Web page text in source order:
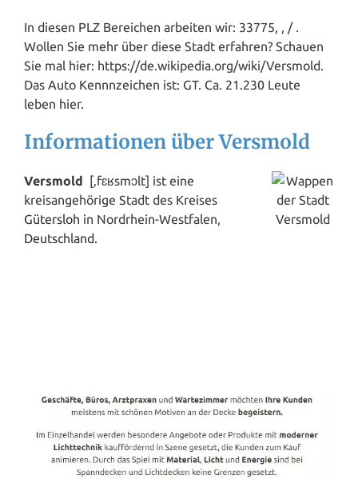
In diesen PLZ Bereichen arbeiten wir: 33775, , / .
Wollen Sie mehr über diese Stadt erfahren? Schauen
Sie mal hier: https://de.wikipedia.org/wiki/Versmold.
Das Auto Kennnzeichen ist: GT. Ca. 21.230 Leute
leben hier.
Informationen über Versmold
Versmold [‚fɛʁsmɔlt] ist eine
kreisangehörige Stadt des Kreises
Gütersloh in Nordrhein-Westfalen,
Deutschland.